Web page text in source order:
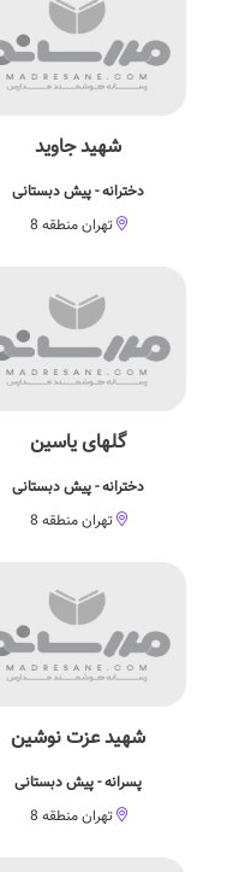
شهید جاوید
دخترانه - پیش دبستانی
تهران منطقه 8
گلهای یاسین
دخترانه - پیش دبستانی
تهران منطقه 8
شهید عزت نوشین
پسرانه - پیش دبستانی
تهران منطقه 8